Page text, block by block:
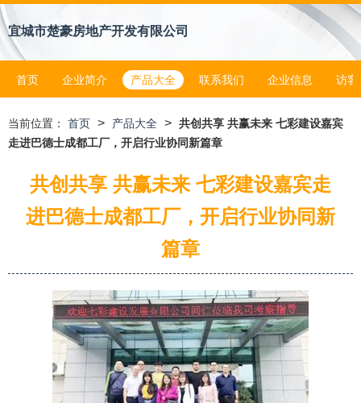
宜城市楚豪房地产开发有限公司
首页 企业简介 产品大全 联系我们 企业信息 访客
当前位置： 首页 > 产品大全 > 共创共享 共赢未来 七彩建设嘉宾
走进巴德士成都工厂，开启行业协同新篇章
共创共享 共赢未来 七彩建设嘉宾走
进巴德士成都工厂，开启行业协同新
篇章